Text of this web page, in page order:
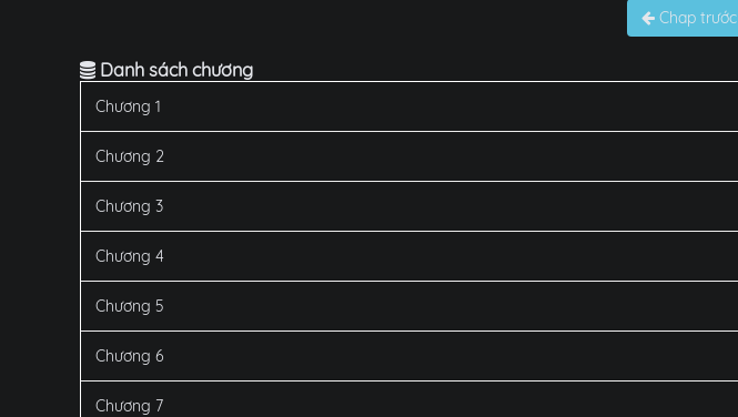
Chap trước
Danh sách chương
Chương 1
Chương 2
Chương 3
Chương 4
Chương 5
Chương 6
Chương 7